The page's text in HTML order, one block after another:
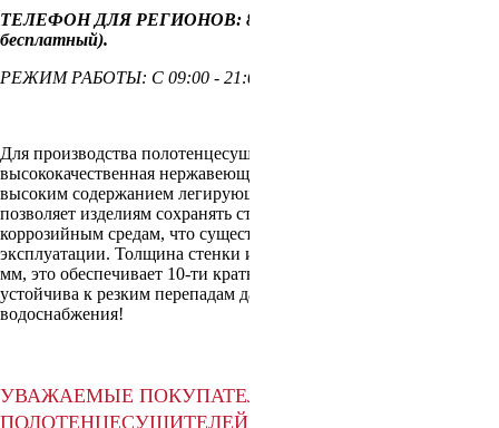
ТЕЛЕФОН ДЛЯ РЕГИОНОВ: 8 804-333-03-74
бесплатный).
РЕЖИМ РАБОТЫ: С 09:00 - 21:00 (БЕЗ ВЫХОДНЫХ).
Для производства полотенцесушителя используется только
высококачественная нержавеющая сталь марки AISI 304L с
высоким содержанием легирующих элементов, Ni и Cr, это
позволяет изделиям сохранять стойкость к агрессивным
коррозийным средам, что существенно продлевает срок их
эксплуатации. Толщина стенки используемой трубы не менее 2
мм, это обеспечивает 10-ти кратный запас прочности, труба
устойчива к резким перепадам давления в системе
водоснабжения!
УВАЖАЕМЫЕ ПОКУПАТЕЛИ, ПРИ ЗАКАЗЕ
ПОЛОТЕНЦЕСУШИТЕЛЕЙ ТРЕБУЙТЕ У НАШЕГО